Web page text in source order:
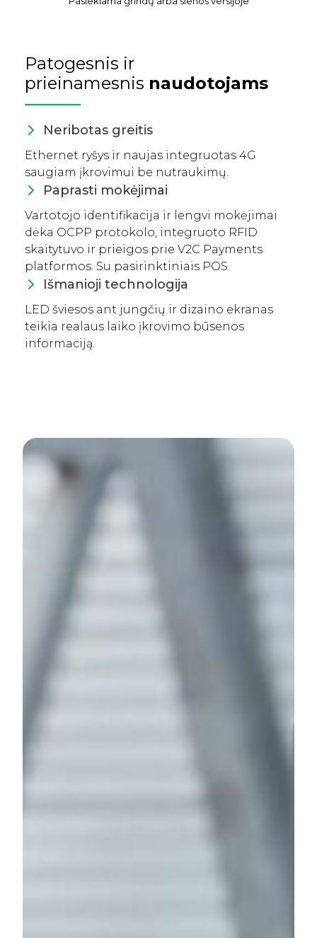
Patogesnis ir
prieinamesnis naudotojams
Neribotas greitis
Ethernet ryšys ir naujas integruotas 4G
saugiam įkrovimui be nutraukimų.
Paprasti mokėjimai
Vartotojo identifikacija ir lengvi mokėjimai
dėka OCPP protokolo, integruoto RFID
skaitytuvo ir prieigos prie V2C Payments
platformos. Su pasirinktiniais POS.
Išmanioji technologija
LED šviesos ant jungčių ir dizaino ekranas
teikia realaus laiko įkrovimo būsenos
informaciją.